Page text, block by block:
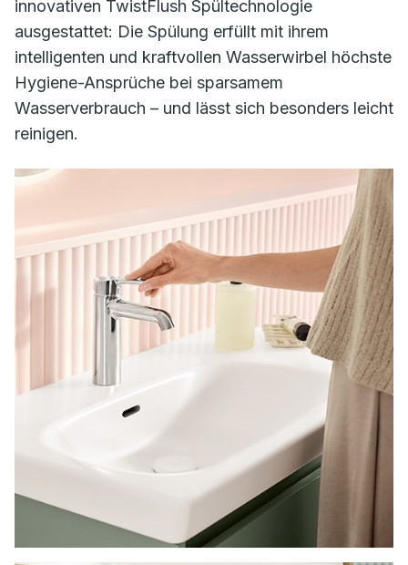
innovativen TwistFlush Spültechnologie
ausgestattet: Die Spülung erfüllt mit ihrem
intelligenten und kraftvollen Wasserwirbel höchste
Hygiene-Ansprüche bei sparsamem
Wasserverbrauch – und lässt sich besonders leicht
reinigen.